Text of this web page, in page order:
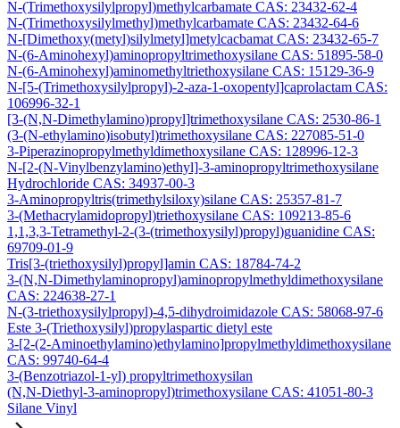
N-(Trimethoxysilylpropyl)methylcarbamate CAS: 23432-62-4
N-(Trimethoxysilylmethyl)methylcarbamate CAS: 23432-64-6
N-[Dimethoxy(metyl)silylmetyl]metylcacbamat CAS: 23432-65-7
N-(6-Aminohexyl)aminopropyltrimethoxysilane CAS: 51895-58-0
N-(6-Aminohexyl)aminomethyltriethoxysilane CAS: 15129-36-9
N-[5-(Trimethoxysilylpropyl)-2-aza-1-oxopentyl]caprolactam CAS:
106996-32-1
[3-(N,N-Dimethylamino)propyl]trimethoxysilane CAS: 2530-86-1
(3-(N-ethylamino)isobutyl)trimethoxysilane CAS: 227085-51-0
3-Piperazinopropylmethyldimethoxysilane CAS: 128996-12-3
N-[2-(N-Vinylbenzylamino)ethyl]-3-aminopropyltrimethoxysilane
Hydrochloride CAS: 34937-00-3
3-Aminopropyltris(trimethylsiloxy)silane CAS: 25357-81-7
3-(Methacrylamidopropyl)triethoxysilane CAS: 109213-85-6
1,1,3,3-Tetramethyl-2-(3-(trimethoxysilyl)propyl)guanidine CAS:
69709-01-9
Tris[3-(triethoxysilyl)propyl]amin CAS: 18784-74-2
3-(N,N-Dimethylaminopropyl)aminopropylmethyldimethoxysilane
CAS: 224638-27-1
N-(3-triethoxysilylpropyl)-4,5-dihydroimidazole CAS: 58068-97-6
Este 3-(Triethoxysilyl)propylaspartic dietyl este
3-[2-(2-Aminoethylamino)ethylamino]propylmethyldimethoxysilane
CAS: 99740-64-4
3-(Benzotriazol-1-yl) propyltrimethoxysilan
(N,N-Diethyl-3-aminopropyl)trimethoxysilane CAS: 41051-80-3
Silane Vinyl